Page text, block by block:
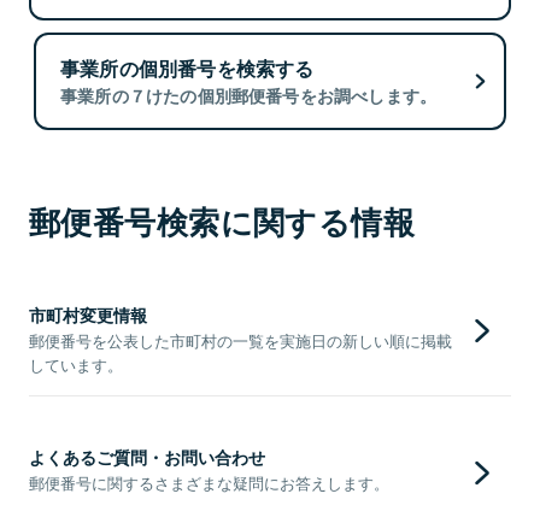
事業所の個別番号を検索する
事業所の７けたの個別郵便番号をお調べします。
郵便番号検索に関する情報
市町村変更情報
郵便番号を公表した市町村の一覧を実施日の新しい順に掲載
しています。
よくあるご質問・お問い合わせ
郵便番号に関するさまざまな疑問にお答えします。